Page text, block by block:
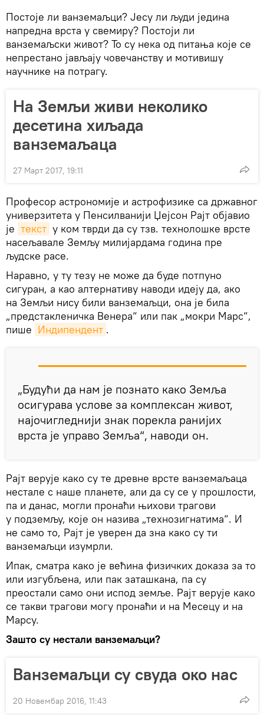
Постоје ли ванземаљци? Јесу ли људи једина
напредна врста у свемиру? Постоји ли
ванземаљски живот? То су нека од питања које се
непрестано јављају човечанству и мотивишу
научнике на потрагу.
На Зeмљи живи неколико
десетина хиљада
ванземаљаца
27 Март 2017, 19:11
Професор астрономије и астрофизике са државног
универзитета у Пенсилванији Џејсон Рајт објавио
је текст у ком тврди да су тзв. технолошке врсте
насељавале Земљу милијардама година пре
људске расе.
Наравно, у ту тезу не може да буде потпуно
сигуран, а као алтернативу наводи идеју да, ако
на Земљи нису били ванземаљци, она је била
„предстакленичка Венера“ или пак „мокри Марс“,
пише Индипендент .
„Будући да нам је познато како Земља
осигурава услове за комплексан живот,
најочигледнији знак порекла ранијих
врста је управо Земља“, наводи он.
Рајт верује како су те древне врсте ванземаљаца
нестале с наше планете, али да су се у прошлости,
па и данас, могли пронаћи њихови трагови
у подземљу, које он назива „технозигнатима“. И
не само то, Рајт је уверен да зна како су ти
ванземаљци изумрли.
Ипак, сматра како је већина физичких доказа за то
или изгубљена, или пак заташкана, па су
преостали само они испод земље. Рајт верује како
се такви трагови могу пронаћи и на Месецу и на
Марсу.
Зашто су нестали ванземаљци?
Ванземаљци су свуда око нас
20 Новембар 2016, 11:43